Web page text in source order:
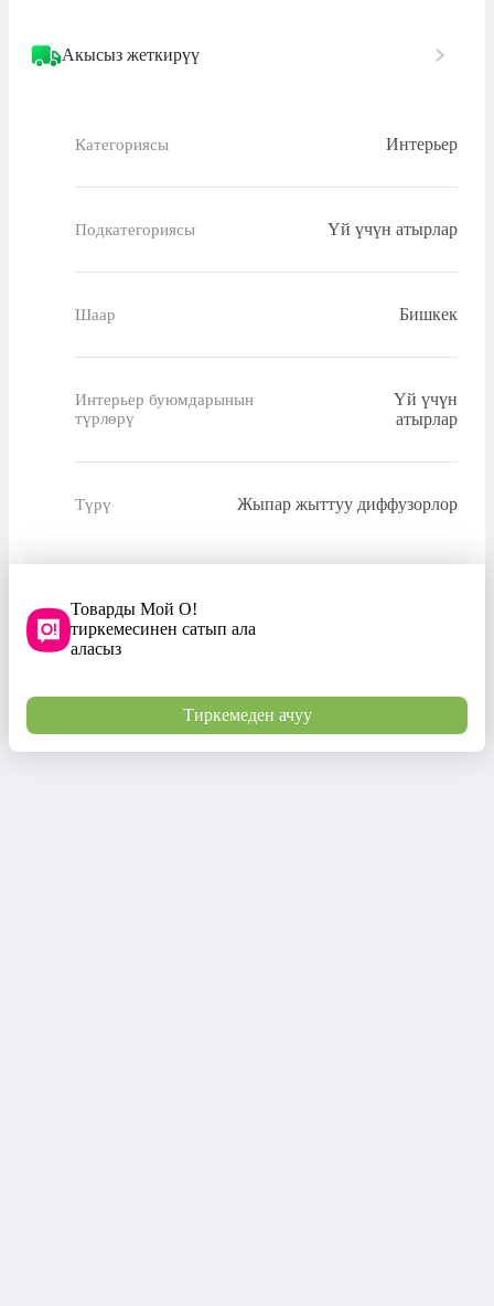
Акысыз жеткирүү
Категориясы Интерьер
Подкатегориясы Үй үчүн атырлар
Шаар Бишкек
Интерьер буюмдарынын
түрлөрү
Үй үчүн
атырлар
Түрү Жыпар жыттуу диффузорлор
Товарды Мой О!
тиркемесинен сатып ала
аласыз
Тиркемеден ачуу